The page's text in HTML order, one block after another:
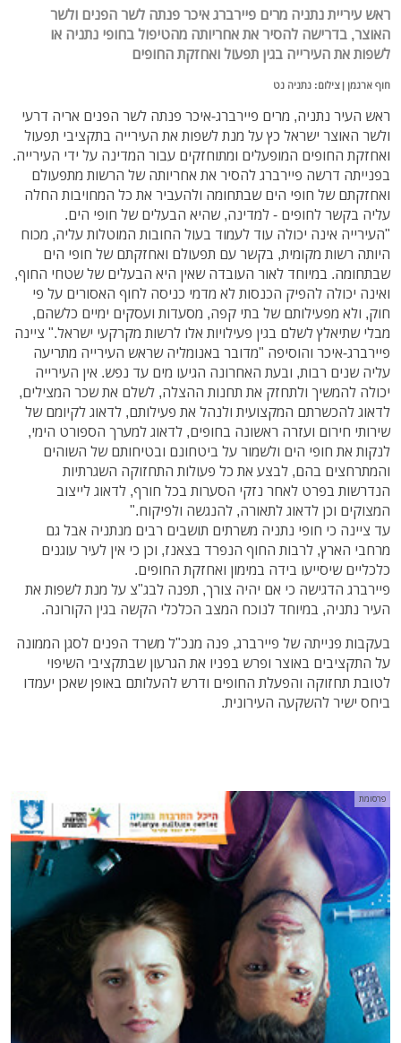
ראש עיריית נתניה מרים פיירברג איכר פנתה לשר הפנים ולשר
האוצר, בדרישה להסיר את אחריותה מהטיפול בחופי נתניה או
לשפות את העירייה בגין תפעול ואחזקת החופים
חוף ארגמן | צילום: נתניה נט
ראש העיר נתניה, מרים פיירברג-איכר פנתה לשר הפנים אריה דרעי
ולשר האוצר ישראל כץ על מנת לשפות את העירייה בתקציבי תפעול
ואחזקת החופים המופעלים ומתוחזקים עבור המדינה על ידי העירייה.
בפנייתה דרשה פיירברג להסיר את אחריותה של הרשות מתפעולם
ואחזקתם של חופי הים שבתחומה ולהעביר את כל המחויבות החלה
עליה בקשר לחופים - למדינה, שהיא הבעלים של חופי הים.
"העירייה אינה יכולה עוד לעמוד בעול החובות המוטלות עליה, מכוח
היותה רשות מקומית, בקשר עם תפעולם ואחזקתם של חופי הים
שבתחומה. במיוחד לאור העובדה שאין היא הבעלים של שטחי החוף,
ואינה יכולה להפיק הכנסות לא מדמי כניסה לחוף האסורים על פי
חוק, ולא מפעילותם של בתי קפה, מסעדות ועסקים ימיים כלשהם,
מבלי שתיאלץ לשלם בגין פעילויות אלו לרשות מקרקעי ישראל." ציינה
פיירברג-איכר והוסיפה "מדובר באנומליה שראש העירייה מתריעה
עליה שנים רבות, ובעת האחרונה הגיעו מים עד נפש. אין העירייה
יכולה להמשיך ולתחזק את תחנות ההצלה, לשלם את שכר המצילים,
לדאוג להכשרתם המקצועית ולנהל את פעילותם, לדאוג לקיומם של
שירותי חירום ועזרה ראשונה בחופים, לדאוג למערך הספורט הימי,
לנקות את חופי הים ולשמור על ביטחונם ובטיחותם של השוהים
והמתרחצים בהם, לבצע את כל פעולות התחזוקה השגרתיות
הנדרשות בפרט לאחר נזקי הסערות בכל חורף, לדאוג לייצוב
המצוקים וכן לדאוג לתאורה, להנגשה ולפיקוח."
עד ציינה כי חופי נתניה משרתים תושבים רבים מנתניה אבל גם
מרחבי הארץ, לרבות החוף הנפרד בצאנז, וכן כי אין לעיר עוגנים
כלכליים שיסייעו בידה במימון ואחזקת החופים.
פיירברג הדגישה כי אם יהיה צורך, תפנה לבג"צ על מנת לשפות את
העיר נתניה, במיוחד לנוכח המצב הכלכלי הקשה בגין הקורונה.
בעקבות פנייתה של פיירברג, פנה מנכ"ל משרד הפנים לסגן הממונה
על התקציבים באוצר ופרש בפניו את הגרעון שבתקציבי השיפוי
לטובת תחזוקה והפעלת החופים ודרש להעלותם באופן שאכן יעמדו
ביחס ישיר להשקעה העירונית.
פרסומת